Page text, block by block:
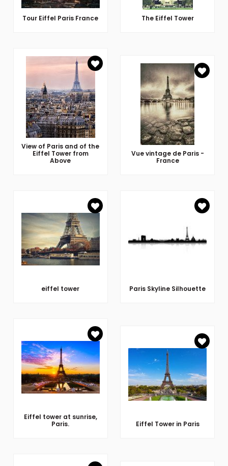
Tour Eiffel Paris France The Eiffel Tower
View of Paris and of the
Eiffel Tower from
Above
Vue vintage de Paris -
France
eiffel tower Paris Skyline Silhouette
Eiffel tower at sunrise,
Paris.
Eiffel Tower in Paris